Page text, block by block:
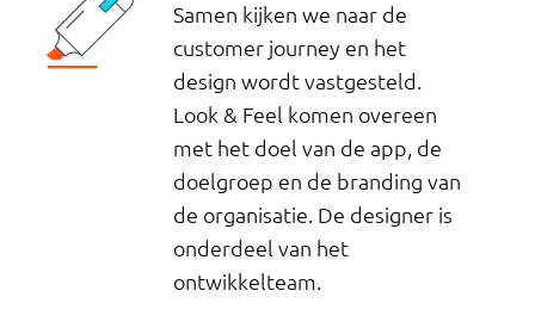
Samen kijken we naar de
customer journey en het
design wordt vastgesteld.
Look & Feel komen overeen
met het doel van de app, de
doelgroep en de branding van
de organisatie. De designer is
onderdeel van het
ontwikkelteam.